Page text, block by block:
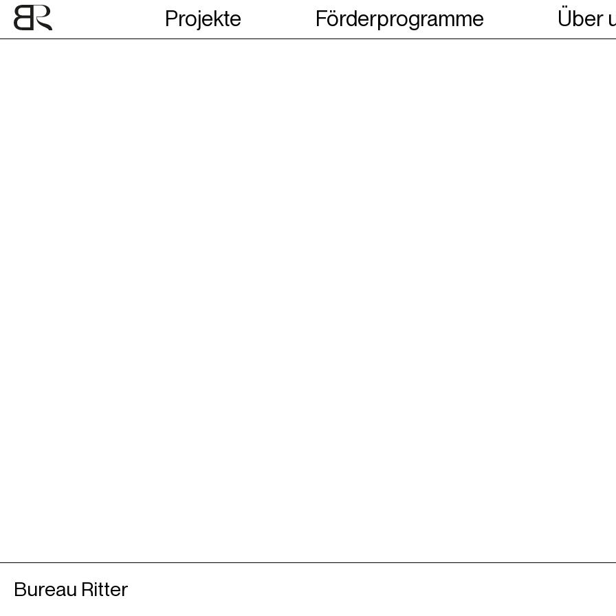
Projekte Förderprogramme Über
Bureau Ritter